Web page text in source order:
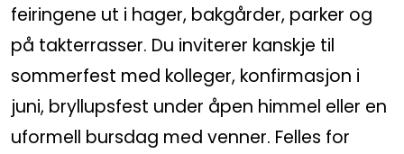
feiringene ut i hager, bakgårder, parker og
på takterrasser. Du inviterer kanskje til
sommerfest med kolleger, konfirmasjon i
juni, bryllupsfest under åpen himmel eller en
uformell bursdag med venner. Felles for
Konditori
Sjokoladekompaniet
Gryteretter